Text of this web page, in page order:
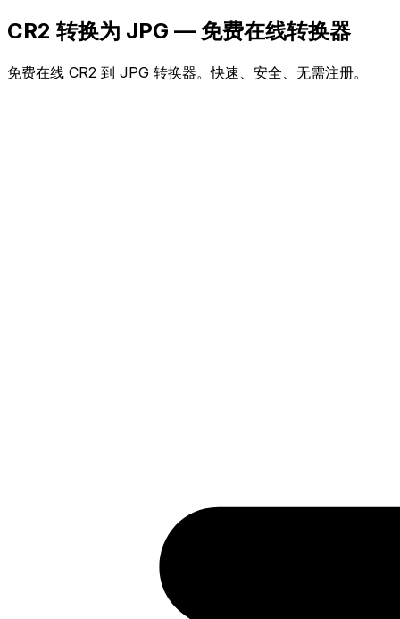
CR2 转换为 JPG — 免费在线转换器
免费在线 CR2 到 JPG 转换器。快速、安全、无需注册。